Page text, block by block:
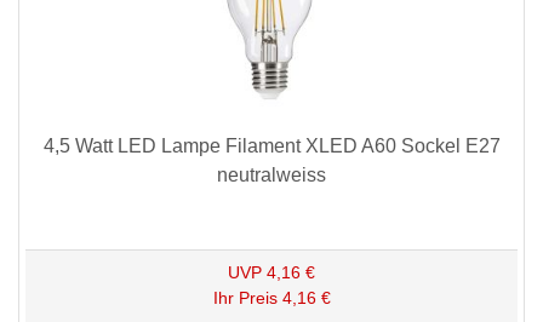
4,5 Watt LED Lampe Filament XLED A60 Sockel E27
neutralweiss
UVP 4,16 €
Ihr Preis 4,16 €